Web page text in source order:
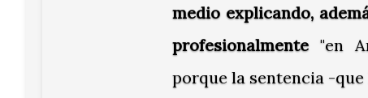
medio explicando,
profesionalmente "en
porque la sentencia -